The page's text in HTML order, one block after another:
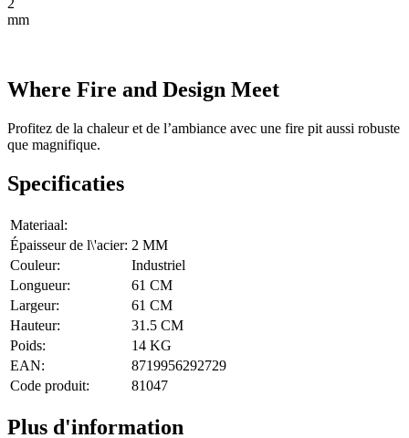
2
mm
Where Fire and Design Meet
Profitez de la chaleur et de l’ambiance avec une fire pit aussi robuste
que magnifique.
Specificaties
Materiaal:
Épaisseur de l\'acier: 2 MM
Couleur:
Industriel
Longueur:
61 CM
Largeur:
61 CM
Hauteur:
31.5 CM
Poids:
14 KG
EAN:
8719956292729
Code produit:
81047
Plus d'information